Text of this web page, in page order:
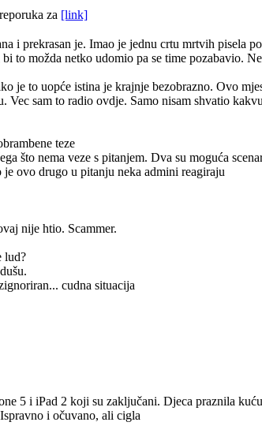
za [link]
i prekrasan je. Imao je jednu crtu mrtvih pisela
možda netko udomio pa se time pozabavio.
je to uopće istina je krajnje bezobrazno. Ovo
Vec sam to radio ovdje. Samo nisam shvatio
teze
što nema veze s pitanjem. Dva su moguća
ovo drugo u pitanju neka admini reagiraju
nije htio. Scammer.
lud?
cudna situacija
5 i iPad 2 koji su zaključani. Djeca praznila
i očuvano, ali cigla